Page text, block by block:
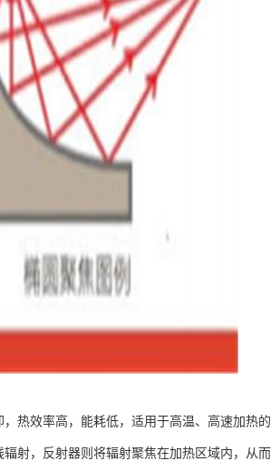
热效率高，能耗低，适用于高温、高速加热的
射，反射器则将辐射聚焦在加热区域内，从而